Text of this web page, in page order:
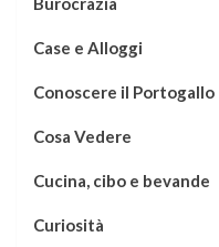
Case e Alloggi
Conoscere il Portogallo
Cosa Vedere
Cucina, cibo e bevande
Curiosità